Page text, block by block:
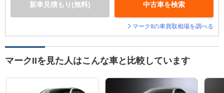
新車見積もり(無料) 中古車を検索
マークIIの車買取相場を調べる
マークIIを見た人はこんな車と比較しています